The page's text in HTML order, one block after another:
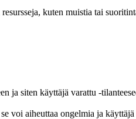
kuten muistia tai
ja siten käyttäjä varattu -
voi aiheuttaa ongelmia ja